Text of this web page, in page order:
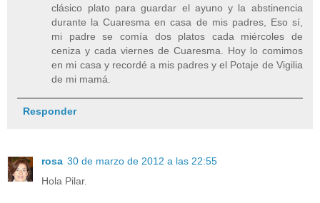
clásico plato para guardar el ayuno y la abstinencia
durante la Cuaresma en casa de mis padres, Eso sí,
mi padre se comía dos platos cada miércoles de
ceniza y cada viernes de Cuaresma. Hoy lo comimos
en mi casa y recordé a mis padres y el Potaje de Vigilia
de mi mamá.
Responder
rosa 30 de marzo de 2012 a las 22:55
Hola Pilar.